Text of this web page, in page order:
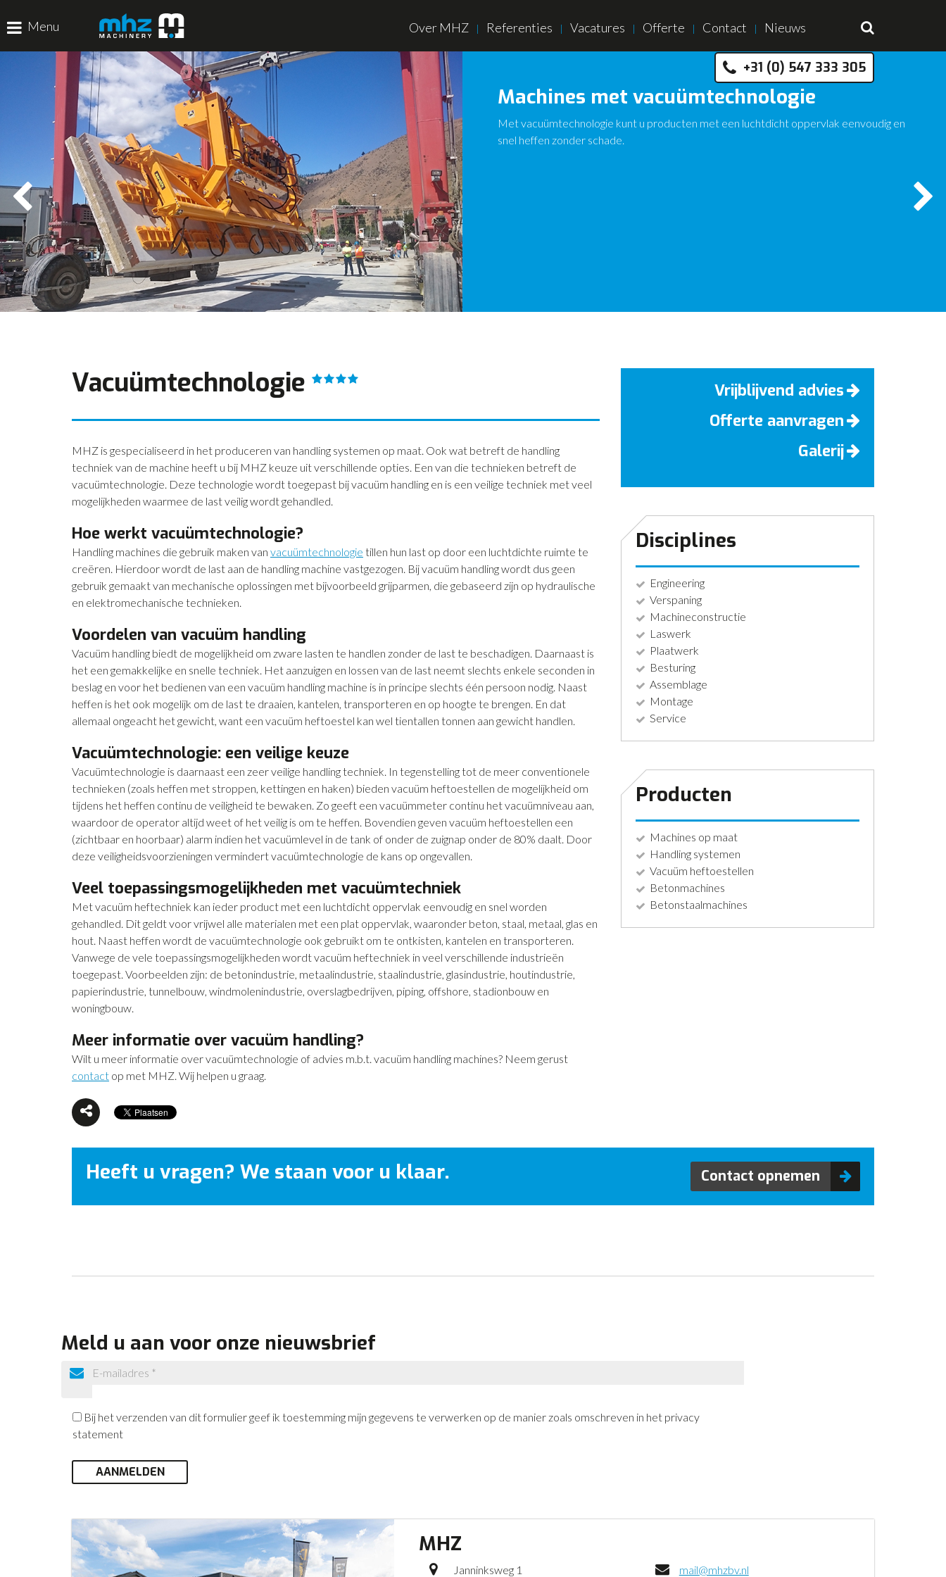
HOME
DISCIPLINES
PRODUCTEN
MACHINEVERHUUR
GALERIJ
Menu Over MHZ Referenties Vacatures Offerte Contact Nieuws
+31 (0) 547 333 305
Machines met vacuümtechnologie
Met vacuümtechnologie kunt u producten met een luchtdicht oppervlak eenvoudig en
snel heffen zonder schade.
Vacuümtechnologie
MHZ is gespecialiseerd in het produceren van handling systemen op maat. Ook wat betreft de handling
techniek van de machine heeft u bij MHZ keuze uit verschillende opties. Een van die technieken betreft de
vacuümtechnologie. Deze technologie wordt toegepast bij vacuüm handling en is een veilige techniek met veel
mogelijkheden waarmee de last veilig wordt gehandled.
Hoe werkt vacuümtechnologie?
Handling machines die gebruik maken van vacuümtechnologie tillen hun last op door een luchtdichte ruimte te
creëren. Hierdoor wordt de last aan de handling machine vastgezogen. Bij vacuüm handling wordt dus geen
gebruik gemaakt van mechanische oplossingen met bijvoorbeeld grijparmen, die gebaseerd zijn op hydraulische
en elektromechanische technieken.
Voordelen van vacuüm handling
Vacuüm handling biedt de mogelijkheid om zware lasten te handlen zonder de last te beschadigen. Daarnaast is
het een gemakkelijke en snelle techniek. Het aanzuigen en lossen van de last neemt slechts enkele seconden in
beslag en voor het bedienen van een vacuüm handling machine is in principe slechts één persoon nodig. Naast
heffen is het ook mogelijk om de last te draaien, kantelen, transporteren en op hoogte te brengen. En dat
allemaal ongeacht het gewicht, want een vacuüm heftoestel kan wel tientallen tonnen aan gewicht handlen.
Vacuümtechnologie: een veilige keuze
Vacuümtechnologie is daarnaast een zeer veilige handling techniek. In tegenstelling tot de meer conventionele
technieken (zoals heffen met stroppen, kettingen en haken) bieden vacuüm heftoestellen de mogelijkheid om
tijdens het heffen continu de veiligheid te bewaken. Zo geeft een vacuümmeter continu het vacuümniveau aan,
waardoor de operator altijd weet of het veilig is om te heffen. Bovendien geven vacuüm heftoestellen een
(zichtbaar en hoorbaar) alarm indien het vacuümlevel in de tank of onder de zuignap onder de 80% daalt. Door
deze veiligheidsvoorzieningen vermindert vacuümtechnologie de kans op ongevallen.
Veel toepassingsmogelijkheden met vacuümtechniek
Met vacuüm heftechniek kan ieder product met een luchtdicht oppervlak eenvoudig en snel worden
gehandled. Dit geldt voor vrijwel alle materialen met een plat oppervlak, waaronder beton, staal, metaal, glas en
hout. Naast heffen wordt de vacuümtechnologie ook gebruikt om te ontkisten, kantelen en transporteren.
Vanwege de vele toepassingsmogelijkheden wordt vacuüm heftechniek in veel verschillende industrieën
toegepast. Voorbeelden zijn: de betonindustrie, metaalindustrie, staalindustrie, glasindustrie, houtindustrie,
papierindustrie, tunnelbouw, windmolenindustrie, overslagbedrijven, piping, offshore, stadionbouw en
woningbouw.
Meer informatie over vacuüm handling?
Wilt u meer informatie over vacuümtechnologie of advies m.b.t. vacuüm handling machines? Neem gerust
contact op met MHZ. Wij helpen u graag.
Vrijblijvend advies
Offerte aanvragen
Galerij
Disciplines
Engineering
Verspaning
Machineconstructie
Laswerk
Plaatwerk
Besturing
Assemblage
Montage
Service
Producten
Machines op maat
Handling systemen
Vacuüm heftoestellen
Betonmachines
Betonstaalmachines
Heeft u vragen? We staan voor u klaar. Contact opnemen
Meld u aan voor onze nieuwsbrief
Bij het verzenden van dit formulier geef ik toestemming mijn gegevens te verwerken op de manier zoals omschreven in het privacy
statement
MHZ
Janninksweg 1 mail@mhzbv.nl